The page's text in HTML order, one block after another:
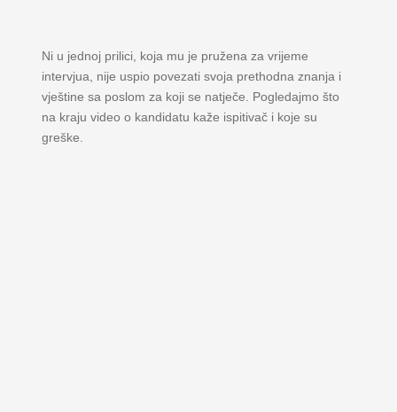
Ni u jednoj prilici, koja mu je pružena za vrijeme
intervjua, nije uspio povezati svoja prethodna znanja i
vještine sa poslom za koji se natječe. Pogledajmo što
na kraju video o kandidatu kaže ispitivač i koje su
greške.